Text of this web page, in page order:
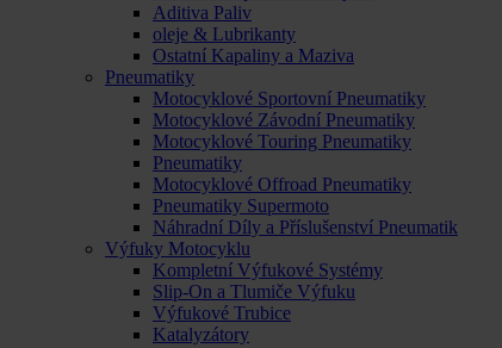
Aditiva Paliv
oleje & Lubrikanty
Ostatní Kapaliny a Maziva
Pneumatiky
Motocyklové Sportovní Pneumatiky
Motocyklové Závodní Pneumatiky
Motocyklové Touring Pneumatiky
Pneumatiky
Motocyklové Offroad Pneumatiky
Pneumatiky Supermoto
Náhradní Díly a Příslušenství Pneumatik
Výfuky Motocyklu
Kompletní Výfukové Systémy
Slip-On a Tlumiče Výfuku
Výfukové Trubice
Katalyzátory